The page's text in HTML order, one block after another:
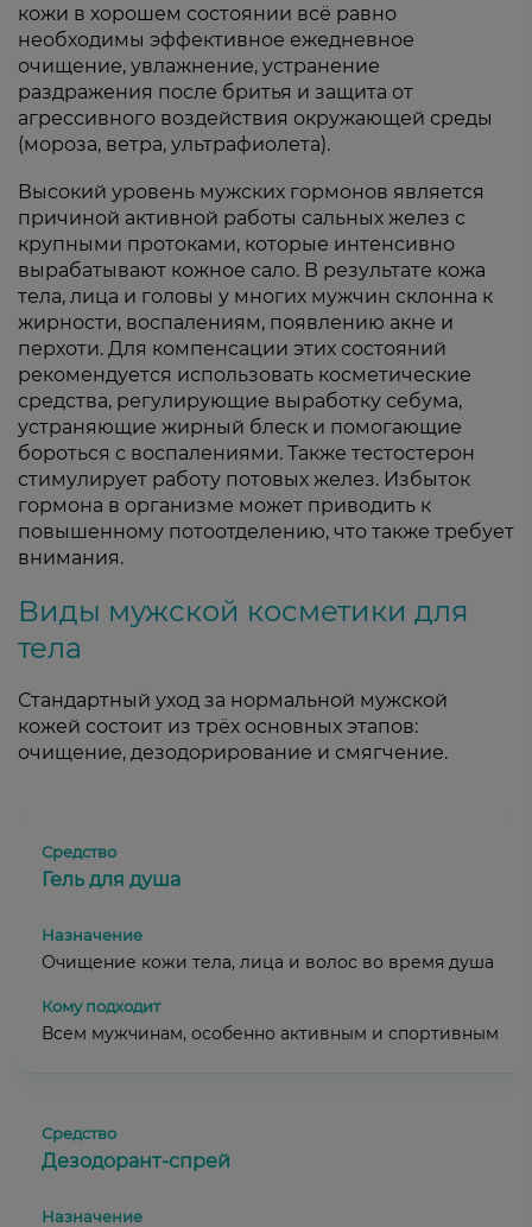
кожи в хорошем состоянии всё равно
необходимы эффективное ежедневное
очищение, увлажнение, устранение
раздражения после бритья и защита от
агрессивного воздействия окружающей среды
(мороза, ветра, ультрафиолета).
Высокий уровень мужских гормонов является
причиной активной работы сальных желез с
крупными протоками, которые интенсивно
вырабатывают кожное сало. В результате кожа
тела, лица и головы у многих мужчин склонна к
жирности, воспалениям, появлению акне и
перхоти. Для компенсации этих состояний
рекомендуется использовать косметические
средства, регулирующие выработку себума,
устраняющие жирный блеск и помогающие
бороться с воспалениями. Также тестостерон
стимулирует работу потовых желез. Избыток
гормона в организме может приводить к
повышенному потоотделению, что также требует
внимания.
Виды мужской косметики для
тела
Стандартный уход за нормальной мужской
кожей состоит из трёх основных этапов:
очищение, дезодорирование и смягчение.
Гель для душа
Очищение кожи тела, лица и волос во время душа
Всем мужчинам, особенно активным и спортивным
Дезодорант-спрей